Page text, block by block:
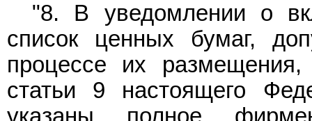
"8. В уведомлении о
список ценных бумаг,
процессе их
статьи 9 настоящего